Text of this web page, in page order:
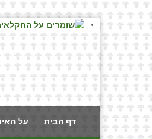
דף הבית על